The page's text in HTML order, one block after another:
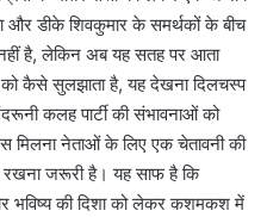
और डीके शिवकुमार के समर्थकों के बीच
है, लेकिन अब यह सतह पर आता
को कैसे सुलझाता है, यह देखना दिलचस्प
कलह पार्टी की संभावनाओं को
नेताओं के लिए एक चेतावनी की
रखना जरूरी है। यह साफ है कि
भविष्य की दिशा को लेकर कशमकश में